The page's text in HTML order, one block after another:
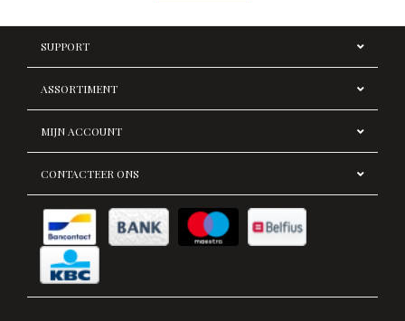
SUPPORT
ASSORTIMENT
MIJN ACCOUNT
CONTACTEER ONS